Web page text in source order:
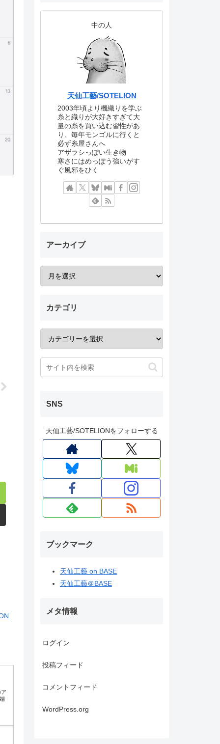
中の人
天仙工藝/SOTELION
2003年頃より機織りを学ぶ
糸と織りが大好きすぎて大
量の糸を買い込む習性があ
り、毎年モンゴルに行くと
必ず糸屋さんへ
アザラシっぽい生き物
寒さにはめっぽう強いがす
ぐ風邪をひく
アーカイブ
カテゴリ
SNS
天仙工藝/SOTELIONをフォローする
ブックマーク
天仙工藝 on BASE
天仙工藝＠BASE
メタ情報
ログイン
投稿フィード
コメントフィード
WordPress.org